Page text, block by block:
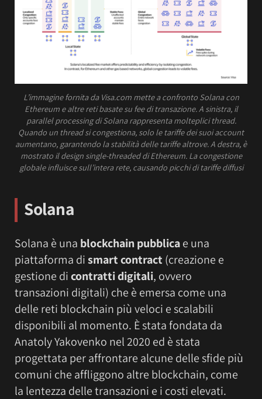
L’immagine fornita da Visa.com mette a confronto Solana con
Ethereum e altre reti basate su fee di transazione. A sinistra, il
parallel processing di Solana rappresenta molteplici thread.
Quando un thread si congestiona, solo le tariffe dei suoi account
aumentano, garantendo la stabilità delle tariffe altrove. A destra, è
mostrato il design single-threaded di Ethereum. La congestione
globale influisce sull’intera rete, causando picchi di tariffe diffusi
Solana
Solana è una blockchain pubblicae una
piattaforma dismart contract (creazione e
gestione dicontratti digitali, ovvero
transazioni digitali) che è emersa come una
delle reti blockchain più veloci e scalabili
disponibili al momento. È stata fondata da
Anatoly Yakovenko nel 2020 ed è stata
progettata per affrontare alcune delle sfide più
comuni che affliggono altre blockchain, come
la lentezza delle transazioni e i costi elevati.